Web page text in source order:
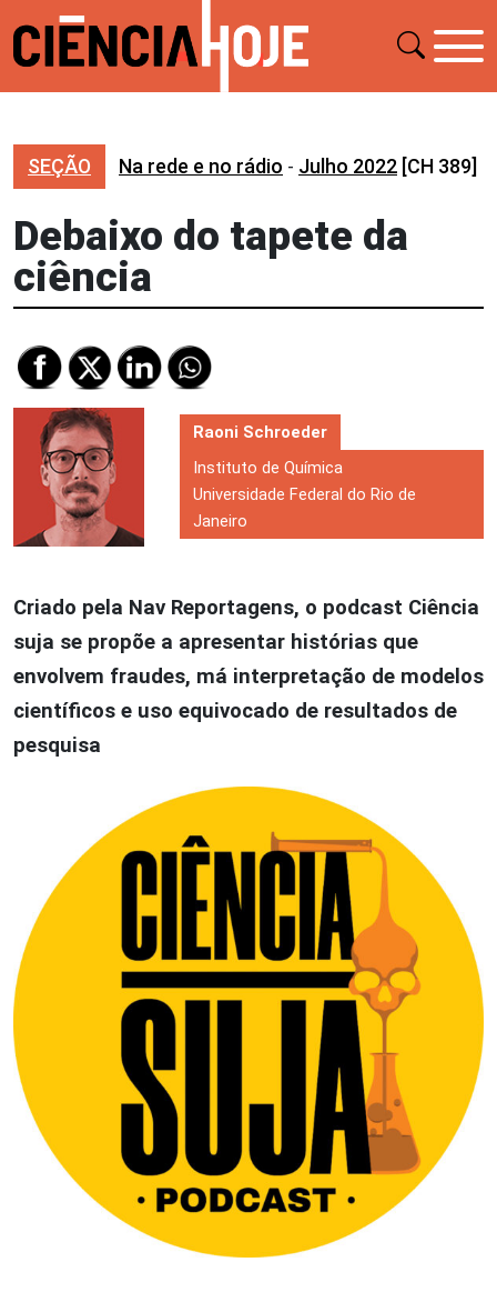
SEÇÃO Na rede e no rádio - Julho 2022 [CH 389]
Debaixo do tapete da
ciência
Raoni Schroeder
Instituto de Química
Universidade Federal do Rio de
Janeiro
Criado pela Nav Reportagens, o podcast Ciência
suja se propõe a apresentar histórias que
envolvem fraudes, má interpretação de modelos
científicos e uso equivocado de resultados de
pesquisa